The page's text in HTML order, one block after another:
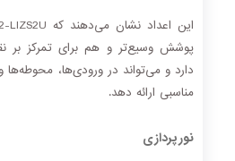
پوشش وسیع‌تر و هم برای تمرکز بر
دارد و می‌تواند در ورودی‌ها، محوطه‌ها
مناسبی ارائه دهد.
نورپردازی